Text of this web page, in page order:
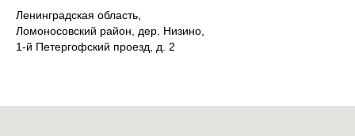
Ленинградская область,
Ломоносовский район, дер. Низино,
1-й Петергофский проезд, д. 2